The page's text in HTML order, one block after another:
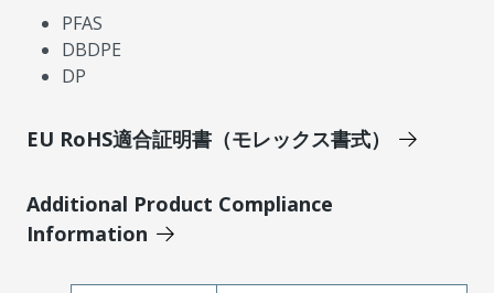
PFAS
DBDPE
DP
EU RoHS適合証明書（モレックス書式）
Additional Product Compliance
Information